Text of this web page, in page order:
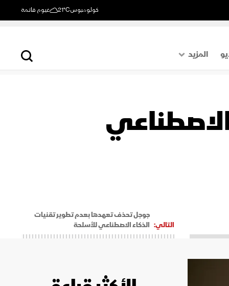
كولومبوس21°C غيوم قاتمة
المزيد
اقتصاد
التالي:
جوجل تحذف تعهدها بعدم تطوير تقنيات
الذكاء الاصطناعي للأسلحة